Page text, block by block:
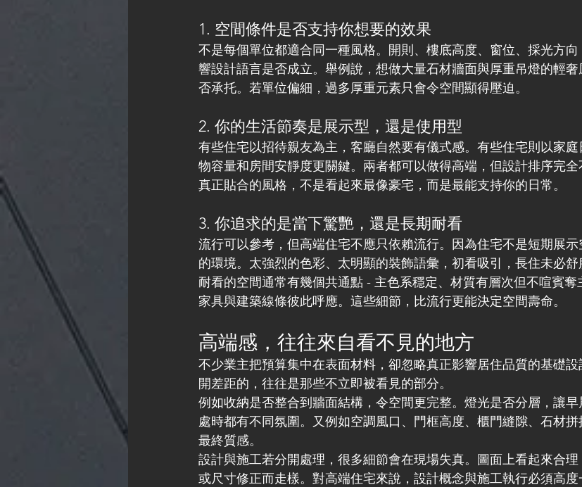
1. 空間條件是否支持你想要的效果
不是每個單位都適合同一種風格。開則、樓底高度、窗位、採光方
響設計語言是否成立。舉例說，想做大量石材牆面與厚重吊燈的輕
否承托。若單位偏細，過多厚重元素只會令空間顯得壓迫。
2. 你的生活節奏是展示型，還是使用型
有些住宅以招待親友為主，客廳自然要有儀式感。有些住宅則以家
物容量和房間安靜度更關鍵。兩者都可以做得高端，但設計排序完全
真正貼合的風格，不是看起來最像豪宅，而是最能支持你的日常。
3. 你追求的是當下驚艷，還是長期耐看
流行可以參考，但高端住宅不應只依賴流行。因為住宅不是短期展
的環境。太強烈的色彩、太明顯的裝飾語彙，初看吸引，長住未必舒
耐看的空間通常有幾個共通點 - 主色系穩定、材質有層次但不喧賓奪
家具與建築線條彼此呼應。這些細節，比流行更能決定空間壽命。
高端感，往往來自看不見的地方
不少業主把預算集中在表面材料，卻忽略真正影響居住品質的基礎
開差距的，往往是那些不立即被看見的部分。
例如收納是否整合到牆面結構，令空間更完整。燈光是否分層，讓
處時都有不同氛圍。又例如空調風口、門框高度、櫃門縫隙、石材
最終質感。
設計與施工若分開處理，很多細節會在現場失真。圖面上看起來合
或尺寸修正而走樣。對高端住宅來說，設計概念與施工執行必須高